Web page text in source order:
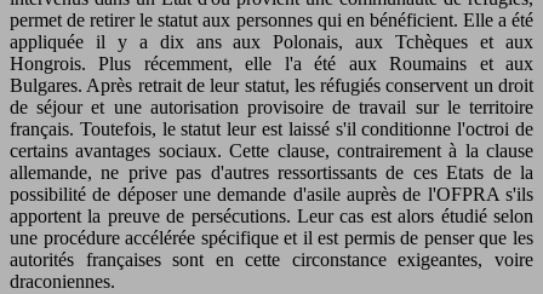
permet de retirer le statut aux personnes qui en bénéficient. Elle a été
appliquée il y a dix ans aux Polonais, aux Tchèques et aux
Hongrois. Plus récemment, elle l'a été aux Roumains et aux
Bulgares. Après retrait de leur statut, les réfugiés conservent un droit
de séjour et une autorisation provisoire de travail sur le territoire
français. Toutefois, le statut leur est laissé s'il conditionne l'octroi de
certains avantages sociaux. Cette clause, contrairement à la clause
allemande, ne prive pas d'autres ressortissants de ces Etats de la
possibilité de déposer une demande d'asile auprès de l'OFPRA s'ils
apportent la preuve de persécutions. Leur cas est alors étudié selon
une procédure accélérée spécifique et il est permis de penser que les
autorités françaises sont en cette circonstance exigeantes, voire
draconiennes.